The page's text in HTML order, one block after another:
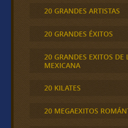
20 GRANDES ARTISTAS
20 GRANDES ÉXITOS
20 GRANDES EXITOS DE
MEXICANA
20 KILATES
20 MEGAEXITOS